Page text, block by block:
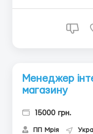
Менеджер
магазину
15000 грн.
ПП Мрія